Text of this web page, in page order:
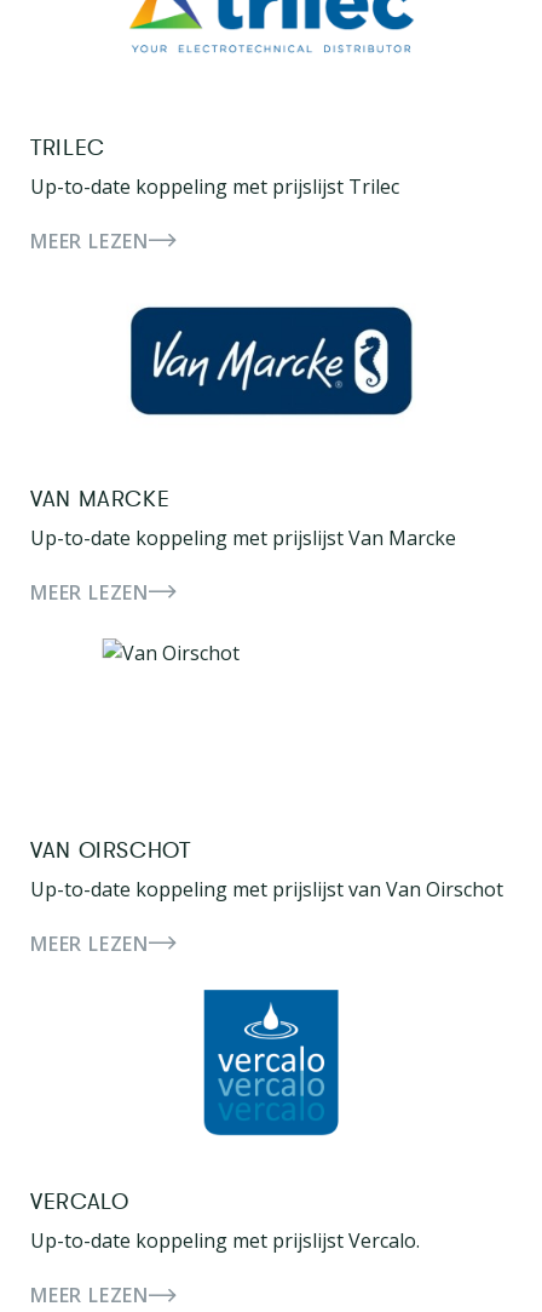
TRILEC
Up-to-date koppeling met prijslijst Trilec
MEER LEZEN
VAN MARCKE
Up-to-date koppeling met prijslijst Van Marcke
MEER LEZEN
VAN OIRSCHOT
Up-to-date koppeling met prijslijst van Van Oirschot
MEER LEZEN
VERCALO
Up-to-date koppeling met prijslijst Vercalo.
MEER LEZEN